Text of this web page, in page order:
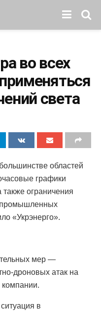
во всех
света
областей
графики
также ограничения
промышленных
«Укрэнерго».
мер —
дроновых атак на
в